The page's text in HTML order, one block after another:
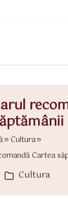
Cultura
Cartea
Categorii
Cultura